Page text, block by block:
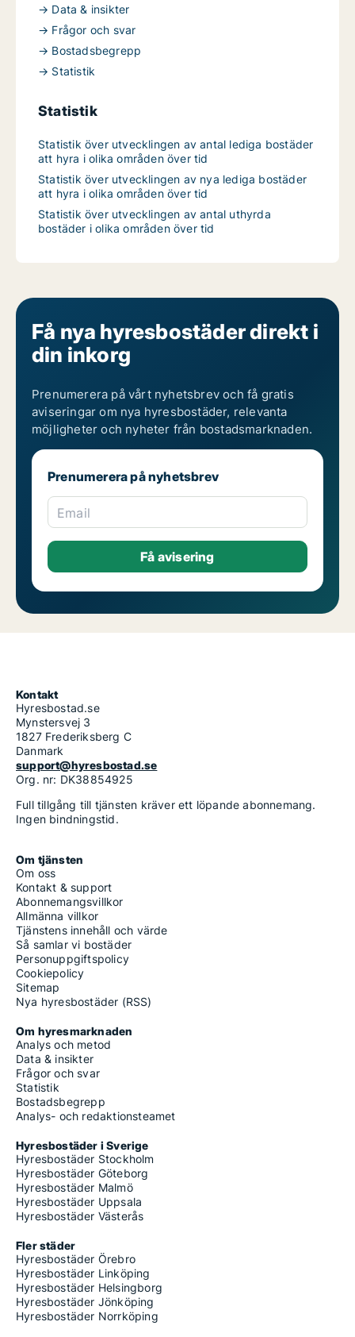
→ Data & insikter
→ Frågor och svar
→ Bostadsbegrepp
→ Statistik
Statistik
Statistik över utvecklingen av antal lediga bostäder
att hyra i olika områden över tid
Statistik över utvecklingen av nya lediga bostäder
att hyra i olika områden över tid
Statistik över utvecklingen av antal uthyrda
bostäder i olika områden över tid
Få nya hyresbostäder direkt i
din inkorg
Prenumerera på vårt nyhetsbrev och få gratis
aviseringar om nya hyresbostäder, relevanta
möjligheter och nyheter från bostadsmarknaden.
Prenumerera på nyhetsbrev
Email
Kontakt
Hyresbostad.se
Mynstersvej 3
1827 Frederiksberg C
Danmark
support@hyresbostad.se
Org. nr: DK38854925
Full tillgång till tjänsten kräver ett löpande abonnemang.
Ingen bindningstid.
Om tjänsten
Om oss
Kontakt & support
Abonnemangsvillkor
Allmänna villkor
Tjänstens innehåll och värde
Så samlar vi bostäder
Personuppgiftspolicy
Cookiepolicy
Sitemap
Nya hyresbostäder (RSS)
Om hyresmarknaden
Analys och metod
Data & insikter
Frågor och svar
Statistik
Bostadsbegrepp
Analys- och redaktionsteamet
Hyresbostäder i Sverige
Hyresbostäder Stockholm
Hyresbostäder Göteborg
Hyresbostäder Malmö
Hyresbostäder Uppsala
Hyresbostäder Västerås
Fler städer
Hyresbostäder Örebro
Hyresbostäder Linköping
Hyresbostäder Helsingborg
Hyresbostäder Jönköping
Hyresbostäder Norrköping